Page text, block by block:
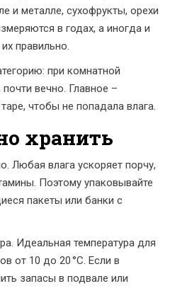
и металле, сухофрукты, орехи
в годах, а иногда и
правильно.
при комнатной
вечно. Главное –
чтобы не попадала влага.
хранить
Любая влага ускоряет порчу,
Поэтому упаковывайте
пакеты или банки с
Идеальная температура для
от 10 до 20 °C. Если в
запасы в подвале или